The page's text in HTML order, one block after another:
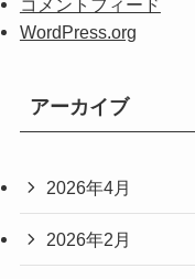
コメントフィード
WordPress.org
アーカイブ
2026年4月
2026年2月